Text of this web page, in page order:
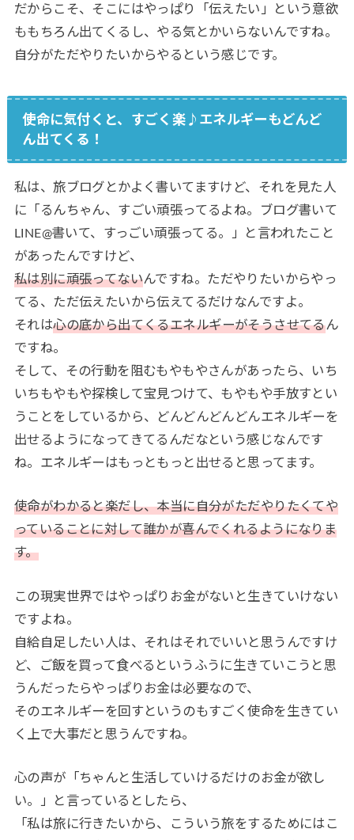
だからこそ、そこにはやっぱり「伝えたい」という意欲
ももちろん出てくるし、やる気とかいらないんですね。
自分がただやりたいからやるという感じです。
使命に気付くと、すごく楽♪エネルギーもどんど
ん出てくる！
私は、旅ブログとかよく書いてますけど、それを見た人
に「るんちゃん、すごい頑張ってるよね。ブログ書いて
LINE@書いて、すっごい頑張ってる。」と言われたこと
があったんですけど、
私は別に頑張ってないんですね。ただやりたいからやっ
てる、ただ伝えたいから伝えてるだけなんですよ。
それは心の底から出てくるエネルギーがそうさせてるん
ですね。
そして、その行動を阻むもやもやさんがあったら、いち
いちもやもや探検して宝見つけて、もやもや手放すとい
うことをしているから、どんどんどんどんエネルギーを
出せるようになってきてるんだなという感じなんです
ね。エネルギーはもっともっと出せると思ってます。
使命がわかると楽だし、本当に自分がただやりたくてや
っていることに対して誰かが喜んでくれるようになりま
す。
この現実世界ではやっぱりお金がないと生きていけない
ですよね。
自給自足したい人は、それはそれでいいと思うんですけ
ど、ご飯を買って食べるというふうに生きていこうと思
うんだったらやっぱりお金は必要なので、
そのエネルギーを回すというのもすごく使命を生きてい
く上で大事だと思うんですね。
心の声が「ちゃんと生活していけるだけのお金が欲し
い。」と言っているとしたら、
「私は旅に行きたいから、こういう旅をするためにはこ